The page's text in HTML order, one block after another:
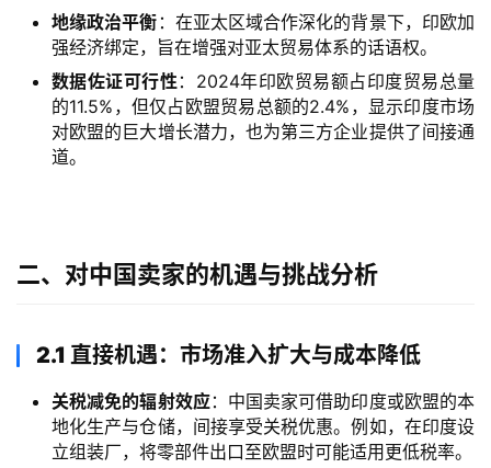
地缘政治平衡 ：在亚太区域合作深化的背景下，印欧加
强经济绑定，旨在增强对亚太贸易体系的话语权。
数据佐证可行性 ：2024年印欧贸易额占印度贸易总量
的11.5%，但仅占欧盟贸易总额的2.4%，显示印度市场
对欧盟的巨大增长潜力，也为第三方企业提供了间接通
道。
二、对中国卖家的机遇与挑战分析
2.1 直接机遇：市场准入扩大与成本降低
关税减免的辐射效应：中国卖家可借助印度或欧盟的本
地化生产与仓储，间接享受关税优惠。例如，在印度设
立组装厂，将零部件出口至欧盟时可能适用更低税率。